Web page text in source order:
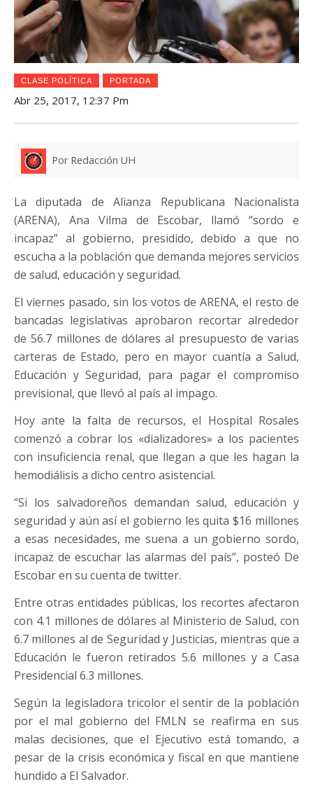
CLASE POLÍTICA PORTADA
Abr 25, 2017, 12:37 Pm
Por Redacción UH
La diputada de Alianza Republicana Nacionalista
(ARENA), Ana Vilma de Escobar, llamó “sordo e
incapaz” al gobierno, presidido, debido a que no
escucha a la población que demanda mejores servicios
de salud, educación y seguridad.
El viernes pasado, sin los votos de ARENA, el resto de
bancadas legislativas aprobaron recortar alrededor
de 56.7 millones de dólares al presupuesto de varias
carteras de Estado, pero en mayor cuantía a Salud,
Educación y Seguridad, para pagar el compromiso
previsional, que llevó al país al impago.
Hoy ante la falta de recursos, el Hospital Rosales
comenzó a cobrar los «dializadores» a los pacientes
con insuficiencia renal, que llegan a que les hagan la
hemodiálisis a dicho centro asistencial.
“Si los salvadoreños demandan salud, educación y
seguridad y aún así el gobierno les quita $16 millones
a esas necesidades, me suena a un gobierno sordo,
incapaz de escuchar las alarmas del país”, posteó De
Escobar en su cuenta de twitter.
Entre otras entidades públicas, los recortes afectaron
con 4.1 millones de dólares al Ministerio de Salud, con
6.7 millones al de Seguridad y Justicias, mientras que a
Educación le fueron retirados 5.6 millones y a Casa
Presidencial 6.3 millones.
Según la legisladora tricolor el sentir de la población
por el mal gobierno del FMLN se reafirma en sus
malas decisiones, que el Ejecutivo está tomando, a
pesar de la crisis económica y fiscal en que mantiene
hundido a El Salvador.